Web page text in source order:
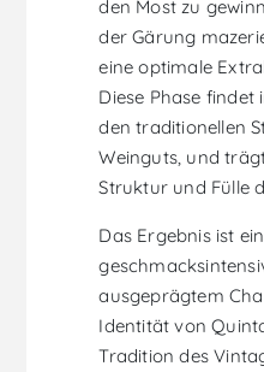
den Most zu
der Gärung
eine optimale
Diese Phase findet
den traditionellen
Weinguts, und
Struktur und Fülle
Das Ergebnis ist
ausgeprägtem
Identität von
Tradition des